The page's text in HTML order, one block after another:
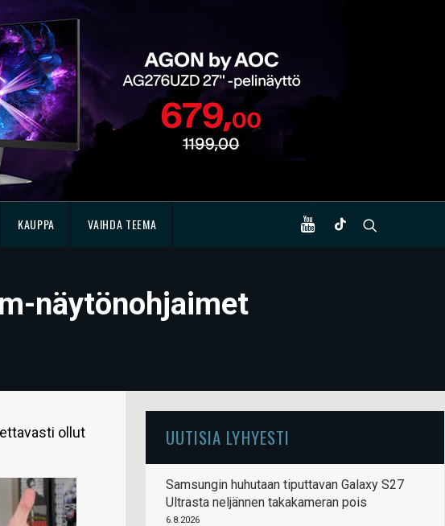
KAUPPA VAIHDA TEEMA
näytönohjaimet
ollut
UUTISIA LYHYESTI
Samsungin huhutaan tiputtavan Galaxy S27
Ultrasta neljännen takakameran pois
6.8.2026